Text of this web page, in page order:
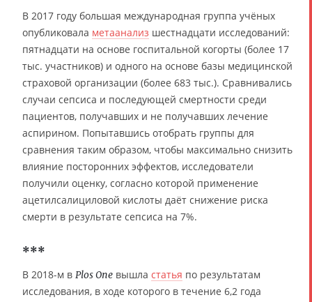
В 2017 году большая международная группа учёных
опубликовала метаанализ шестнадцати исследований:
пятнадцати на основе госпитальной когорты (более 17
тыс. участников) и одного на основе базы медицинской
страховой организации (более 683 тыс.). Сравнивались
случаи сепсиса и последующей смертности среди
пациентов, получавших и не получавших лечение
аспирином. Попытавшись отобрать группы для
сравнения таким образом, чтобы максимально снизить
влияние посторонних эффектов, исследователи
получили оценку, согласно которой применение
ацетилсалициловой кислоты даёт снижение риска
смерти в результате сепсиса на 7%.
***
В 2018-м в Plos One вышла статья по результатам
исследования, в ходе которого в течение 6,2 года